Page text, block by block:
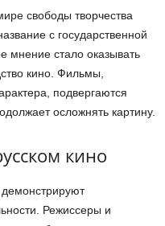
свободы творчества
с государственной
мнение стало оказывать
кино. Фильмы,
подвергаются
осложнять картину.
кино
Режиссеры и